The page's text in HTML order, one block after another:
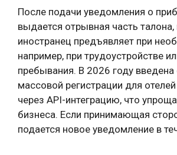
После подачи уведомления о
выдается отрывная часть
иностранец предъявляет при
например, при трудоустройстве
пребывания. В 2026 году введена
массовой регистрации для
через API-интеграцию, что
бизнеса. Если принимающая
подается новое уведомление в